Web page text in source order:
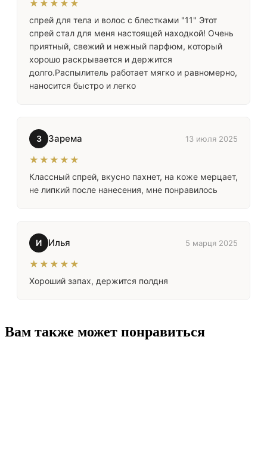
★★★★★
спрей для тела и волос с блестками "11" Этот
спрей стал для меня настоящей находкой! Очень
приятный, свежий и нежный парфюм, который
хорошо раскрывается и держится
долго.Распылитель работает мягко и равномерно,
наносится быстро и легко
З Зарема 13 июля 2025
★★★★★
Классный спрей, вкусно пахнет, на коже мерцает,
не липкий после нанесения, мне понравилось
И Илья 5 марця 2025
★★★★★
Хороший запах, держится полдня
Вам также может понравиться